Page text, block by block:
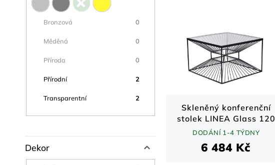
Bronzová 0
Měděná 0
Příroda 0
Přírodní 2
Transparentní 2
Dekor
Skleněný konferenční
stolek LINEA Glass 120
cm
DODÁNÍ 1-4 TÝDNY
6 484 Kč